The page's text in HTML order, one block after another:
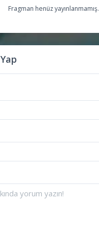
Fragman henüz yayınlanmamış.